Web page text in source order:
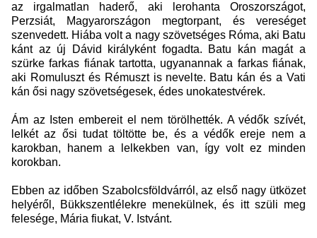
az irgalmatlan haderő, aki lerohanta Oroszországot,
Perzsiát, Magyarországon megtorpant, és vereséget
szenvedett. Hiába volt a nagy szövetséges Róma, aki Batu
kánt az új Dávid királyként fogadta. Batu kán magát a
szürke farkas fiának tartotta, ugyanannak a farkas fiának,
aki Romuluszt és Rémuszt is nevelte. Batu kán és a Vati
kán ősi nagy szövetségesek, édes unokatestvérek.
Ám az Isten embereit el nem törölhették. A védők szívét,
lelkét az ősi tudat töltötte be, és a védők ereje nem a
karokban, hanem a lelkekben van, így volt ez minden
korokban.
Ebben az időben Szabolcsföldvárról, az első nagy ütközet
helyéről, Bükkszentlélekre menekülnek, és itt szüli meg
felesége, Mária fiukat, V. Istvánt.